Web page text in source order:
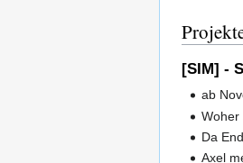
[SIM] -
ab
Woher
Da
Axel